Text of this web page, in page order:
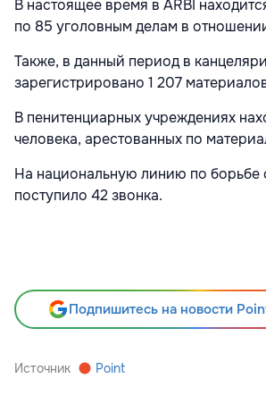
В настоящее время в ARBI
по 85 уголовным делам в
Также, в данный период в
зарегистрировано 1 207
В пенитенциарных учреждениях
человека, арестованных по
На национальную линию по борьбе
поступило 42 звонка.
Подпишитесь на новости
Источник Point